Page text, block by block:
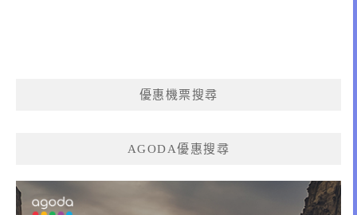
優惠機票搜尋
AGODA優惠搜尋